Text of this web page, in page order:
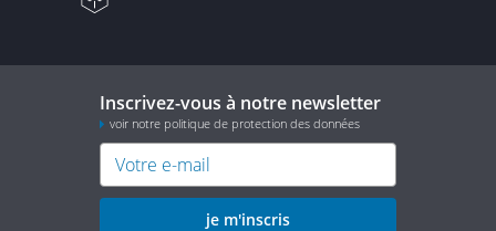
Inscrivez-vous à notre newsletter
voir notre politique de protection des données
je m'inscris